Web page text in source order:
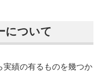
について
実績の有るものを幾つか